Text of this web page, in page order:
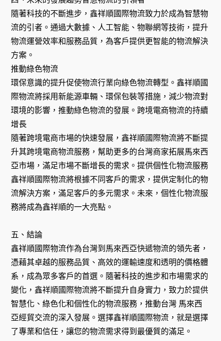
隨著科技的不斷進步，鑫祥順國際物流致力於成為智慧物
流的引者。通過大數據、人工智能、物聯網等技術，提升
物流運營效率和服務品質，為客戶提供更智能的物流解決
方案。
推動綠色物流
環保意識的提升促使物流行業向綠色物流轉型。鑫祥順國
際物流將採用新能源車輛、環保包裝等措施，減少物流對
環境的影響，推動綠色物流的發展。跨境電商物流的持續
增長
隨著跨境電商市場的快速發展，鑫祥順國際物流將不斷提
升其跨境電商物流服務，幫助更多的台灣商家拓展馬來西
亞市場，滿足市場不斷增長的需求。提供個性化物流服務
鑫祥順國際物流將根據不同客戶的需求，提供定制化的物
流解決方案，滿足客戶的多元需求。未來，個性化物流服
務將成為鑫祥順的一大亮點。
五、結論
鑫祥順國際物流作為台灣到馬來西亞快遞物流的領先者，
憑藉其卓越的服務品質、高效的運輸速度和透明的價格體
系，成為眾多客戶的首選。隨著科技的進步和市場需求的
變化，鑫祥順國際物流將不斷提升自身實力，致力於提供
智慧化、綠色化和個性化的物流服務，推動台灣 馬來西
亞經貿交流的深入發展。選擇鑫祥順國際物流，就是選擇
了專業和信任，讓您的物流需求得到最優質的滿足。